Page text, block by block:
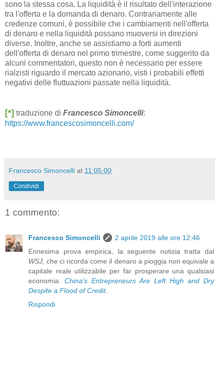
sono la stessa cosa. La liquidità è il risultato dell'interazione
tra l'offerta e la domanda di denaro. Contrariamente alle
credenze comuni, è possibile che i cambiamenti nell'offerta
di denaro e nella liquidità possano muoversi in direzioni
diverse. Inoltre, anche se assistiamo a forti aumenti
dell'offerta di denaro nel primo trimestre, come suggerito da
alcuni commentatori, questo non è necessario per essere
rialzisti riguardo il mercato azionario, visti i probabili effetti
negativi delle fluttuazioni passate nella liquidità.
[*] traduzione di Francesco Simoncelli:
https://www.francescosimoncelli.com/
Francesco Simoncelli at 11:05:00
Condividi
1 commento:
Francesco Simoncelli
2 aprile 2019 alle ore 12:46
Ennesima prova empirica, la seguente notizia tratta dal
WSJ , che ci ricorda come il denaro a pioggia non equivale a
capitale reale utilizzabile per far prosperare una qualsiasi
economia: China’s Entrepreneurs Are Left High and Dry
Despite a Flood of Credit.
Rispondi